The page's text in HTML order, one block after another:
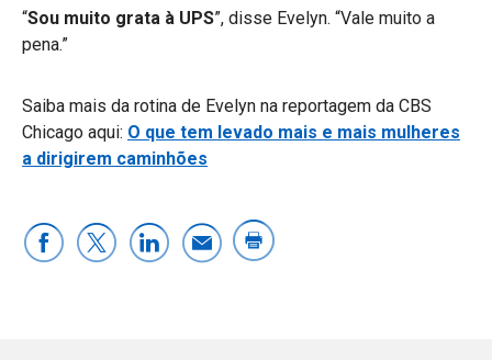
“Sou muito grata à UPS”, disse Evelyn. “Vale muito a
pena.”
Saiba mais da rotina de Evelyn na reportagem da CBS
Chicago aqui: O que tem levado mais e mais mulheres
a dirigirem caminhões